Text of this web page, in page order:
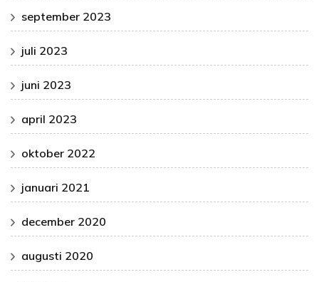
september 2023
juli 2023
juni 2023
april 2023
oktober 2022
januari 2021
december 2020
augusti 2020